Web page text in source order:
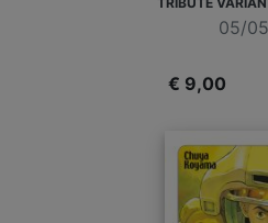
05/
€ 9,00